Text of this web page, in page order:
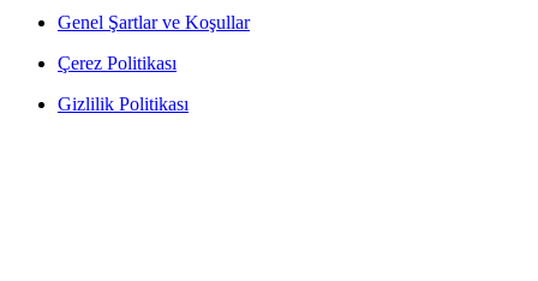
Genel Şartlar ve Koşullar
Çerez Politikası
Gizlilik Politikası